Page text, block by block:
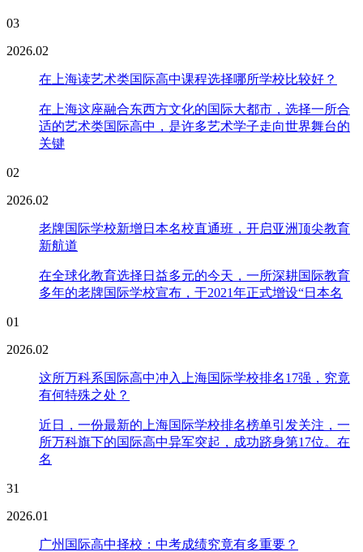
03
2026.02
在上海读艺术类国际高中课程选择哪所学校比较好？
在上海这座融合东西方文化的国际大都市，选择一所合
适的艺术类国际高中，是许多艺术学子走向世界舞台的
关键
02
2026.02
老牌国际学校新增日本名校直通班，开启亚洲顶尖教育
新航道
在全球化教育选择日益多元的今天，一所深耕国际教育
多年的老牌国际学校宣布，于2021年正式增设“日本名
01
2026.02
这所万科系国际高中冲入上海国际学校排名17强，究竟
有何特殊之处？
近日，一份最新的上海国际学校排名榜单引发关注，一
所万科旗下的国际高中异军突起，成功跻身第17位。在
名
31
2026.01
广州国际高中择校：中考成绩究竟有多重要？